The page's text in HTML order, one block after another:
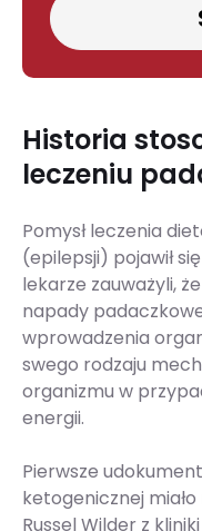
Historia
leczeniu
Pomysł leczenia
(epilepsji) pojawił
lekarze zauważyli,
napady
wprowadzenia
swego rodzaju
organizmu w
energii.
Pierwsze
ketogenicznej miało
Russel Wilder z